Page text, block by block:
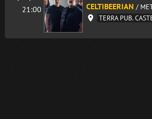
21:00
CELTIBEERIAN /
TERRA PUB.